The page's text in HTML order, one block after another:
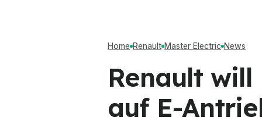
Home Renault Master Electric News
Renault
auf E-